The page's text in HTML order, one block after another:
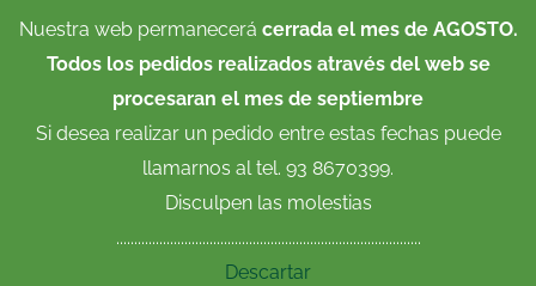
Nuestra web permanecerá cerrada el mes de AGOSTO.
Todos los pedidos realizados através del web se
procesaran el mes de septiembre
Si desea realizar un pedido entre estas fechas puede
llamarnos al tel. 93 8670399.
Disculpen las molestias
.....................................................................................
Descartar